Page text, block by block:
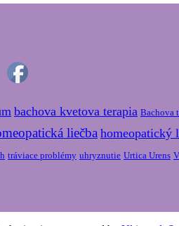
bachova kvetova terapia Bachova
liečba homeopatický
tráviace problémy uhryznutie Urtica Urens